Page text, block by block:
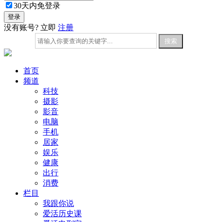
30天内免登录
没有账号? 立即 注册
首页
频道
科技
摄影
影音
电脑
手机
居家
娱乐
健康
出行
消费
栏目
我跟你说
爱活历史课